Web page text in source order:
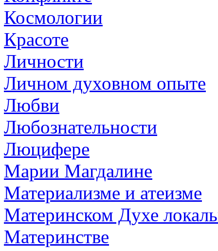
Космологии
Красоте
Личности
Личном духовном опыте
Любви
Любознательности
Люцифере
Марии Магдалине
Материализме и атеизме
Материнском Духе
Материнстве